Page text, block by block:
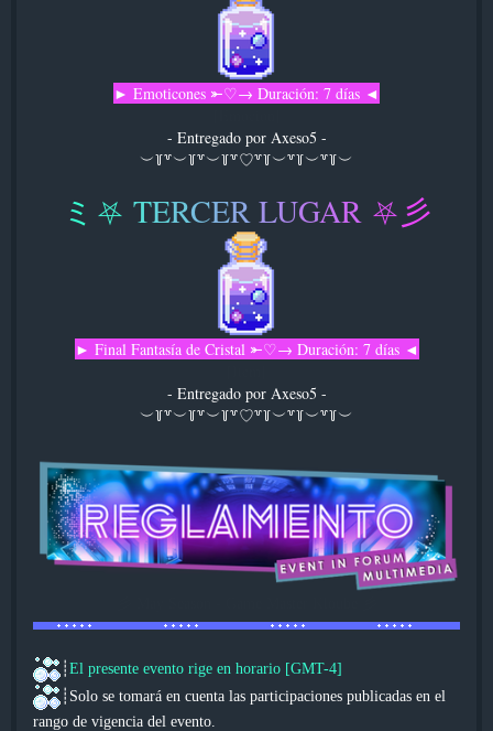
► Emoticones ⤜♡→ Duración: 7 días ◄
- Entregado por Axeso5 -
︶꒦꒷︶꒦꒷︶꒦꒷♡꒷꒦︶꒷꒦︶꒷꒦︶
ミ ⛧ TERCERLUGAR ⛧ 彡
► Final Fantasía de Cristal ⤜♡→ Duración: 7 días ◄
- Entregado por Axeso5 -
︶꒦꒷︶꒦꒷︶꒦꒷♡꒷꒦︶꒷꒦︶꒷꒦︶
┊ El presente evento rige en horario [GMT-4]
┊Solo se tomará en cuenta las participaciones publicadas en el
rango de vigencia del evento.